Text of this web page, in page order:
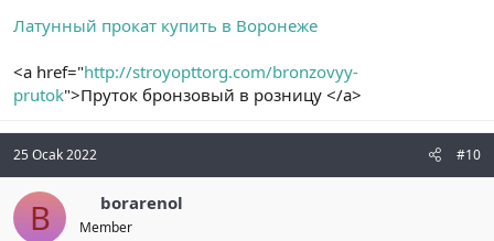
Латунный прокат купить в Воронеже
<a href="http://stroyopttorg.com/bronzovyy-
prutok">Пруток бронзовый в розницу </a>
25 Ocak 2022 #10
B borarenol
Member